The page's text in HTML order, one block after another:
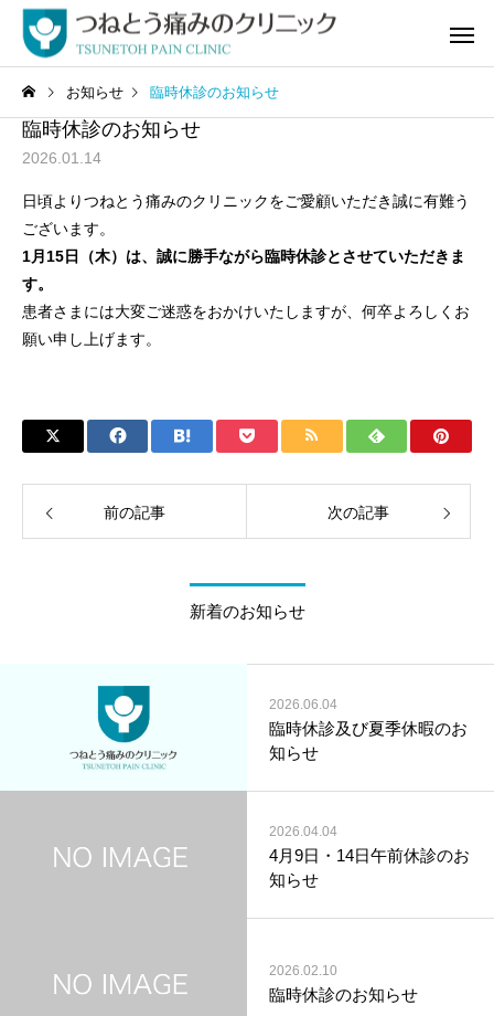
自費診療 頭・顔の
お知らせ 臨時休診のお知らせ
臨時休診のお知らせ
2026.01.14
日頃よりつねとう痛みのクリニックをご愛顧いただき誠に有難う
ございます。
1月15日（木）は、誠に勝手ながら臨時休診とさせていただきま
す。
患者さまには大変ご迷惑をおかけいたしますが、何卒よろしくお
願い申し上げます。
前の記事 次の記事
新着のお知らせ
2026.06.04
臨時休診及び夏季休暇のお
知らせ
2026.04.04
4月9日・14日午前休診のお
知らせ
2026.02.10
臨時休診のお知らせ